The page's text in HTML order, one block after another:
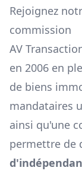
Rejoignez
commission
AV
en 2006 en
de biens
mandataires
ainsi qu'une
permettre de